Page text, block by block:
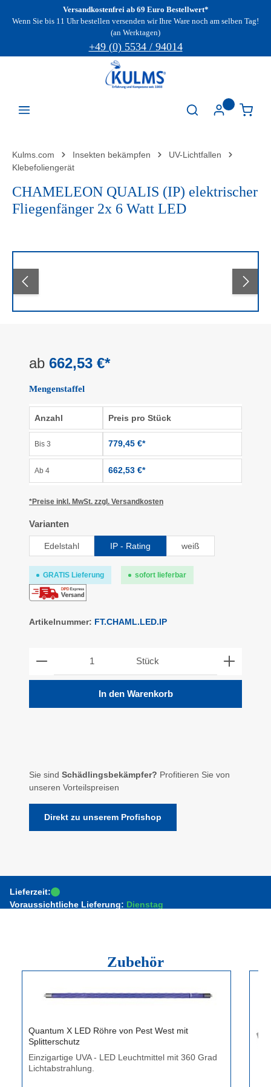
Zum Hauptinhalt springenVersandkostenfrei ab 69 Euro Bestellwert*
Wenn Sie bis 11 Uhr bestellen versenden wir Ihre Ware noch am selben Tag!
(an Werktagen)
+49 (0) 5534 / 94014
Kulms.com Insekten bekämpfen
UV-Lichtfallen
Klebefoliengerät
CHAMELEON QUALIS (IP) elektrischer
Fliegenfänger 2x 6 Watt LED
ab 662,53 €*
Mengenstaffel
Anzahl Preis pro Stück
Bis 3 779,45 €*
Ab 4 662,53 €*
*Preise inkl. MwSt. zzgl. Versandkosten
Variantenauswählen
Edelstahl IP - Rating weiß
GRATIS Lieferung sofort lieferbar
Artikelnummer: FT.CHAML.LED.IP
Produkt Anzahl: Gib den gewünschten Wert ein
Stück
In den Warenkorb
Sie sind Schädlingsbekämpfer? Profitieren Sie von
unseren Vorteilspreisen
Direkt zu unserem Profishop
Lieferzeit:
Voraussichtliche Lieferung: Dienstag
Produktgalerie überspringenZubehör
Quantum X LED Röhre von Pest West mit
Splitterschutz
Einzigartige UVA - LED Leuchtmittel mit 360 Grad
Lichtabstrahlung.